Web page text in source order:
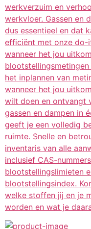
werkverzuim en
werkvloer. Gassen en
dus essentieel en dat
efficiënt met onze
wanneer het jou
het inplannen van
wanneer het jou
wilt doen en ontvangt
gassen en dampen in
geeft je een volledig
ruimte. Snelle en
inventaris van alle
inclusief CAS-
blootstellingslimieten
blootstellingsindex.
welke stoffen jij en je
worden en wat je